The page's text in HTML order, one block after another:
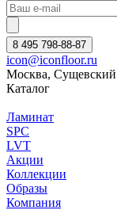
8 495 798-88-87
icon@iconfloor.ru
Москва,
Каталог
Ламинат
SPC
LVT
Акции
Коллекции
Образы
Компания